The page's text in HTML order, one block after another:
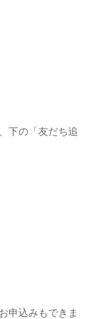
下の「友だち追
申込みもできま